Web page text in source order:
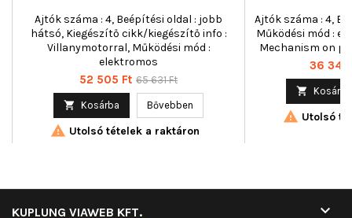
Ajtók száma : 4, Beépítési oldal : jobb
hátsó, Kiegészítő cikk/kiegészítő info :
Villanymotorral, Működési mód :
elektromos
Ár
52 505 Ft Normál
65 631 Ft
 Kosárba Bővebben
 Utolsó tételek a raktáron
Ajtók száma : 4,
Működési mód :
Mechanism on
Ár
36 342
 Kosárba
 Utolsó
KUPLUNG VIAWEB KFT. 